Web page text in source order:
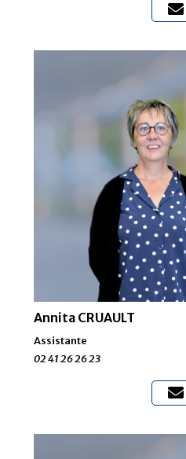

Annita CRUAULT
Assistante
02 41 26 26 23
